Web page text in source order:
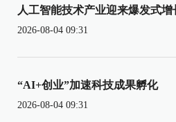
人工智能技术产业迎来爆发式增
2026-08-04 09:31
“AI+创业”加速科技成果孵化
2026-08-04 09:31